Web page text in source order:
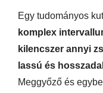
Egy tudományos
komplex
kilencszer annyi
lassú és
Meggyőző és